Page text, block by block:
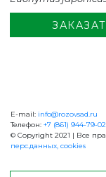
+7 (861)
E-mail: info@rozovsad.ru
Телефон: +7 (861) 944-79-02
© Copyright 2021 | Все
перс.данных, cookies